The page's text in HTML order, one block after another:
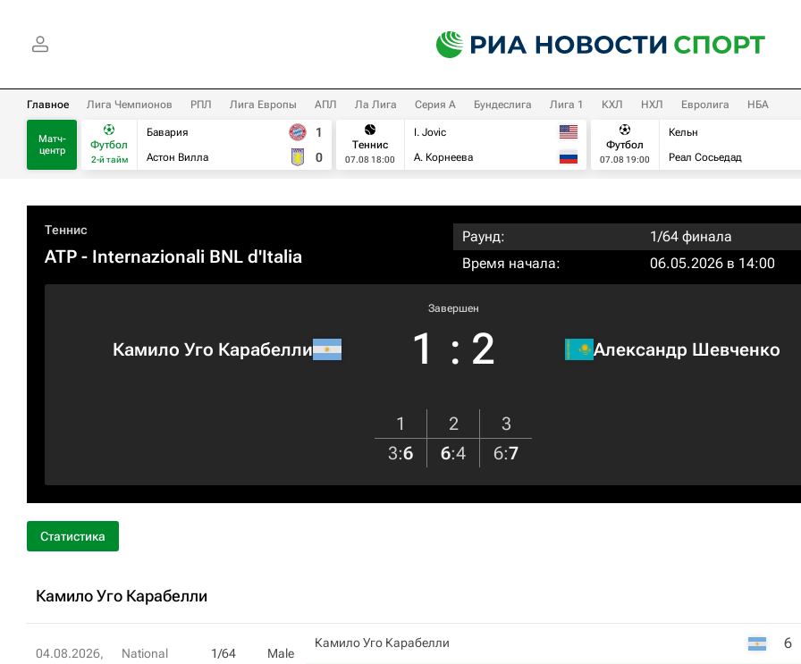
Главное Лига Чемпионов РПЛ Лига Европы АПЛ Ла Лига Серия А Бундеслига Лига 1 КХЛ НХЛ Евролига НБА
Матч-
центр
Футбол
2-й тайм
Бавария
Астон Вилла
1
0
Теннис
07.08 18:00
I. Jovic
А. Корнеева
Футбол
07.08 19:00
Кельн
Реал Сосьедад
Теннис
ATP - Internazionali BNL d'Italia
Раунд:
1/64 финала
Время начала:
06.05.2026 в 14:00
Камило Уго Карабелли
Завершен
1 : 2 Александр Шевченко
1 2
3
3:6 6:4 6:7
Статистика
Камило Уго Карабелли
04.08.2026,
National
1/64
Male
Камило Уго Карабелли 6